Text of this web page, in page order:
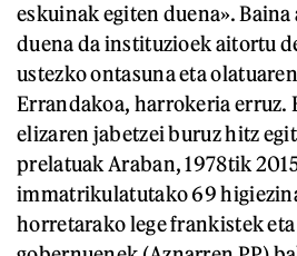
eskuinak egiten duena».
duena da instituzioek aitortu
ustezko ontasuna eta
Errandakoa, harrokeria erruz.
elizaren jabetzei buruz hitz
prelatuak Araban, 1978tik
immatrikulatutako 69
horretarako lege frankistek